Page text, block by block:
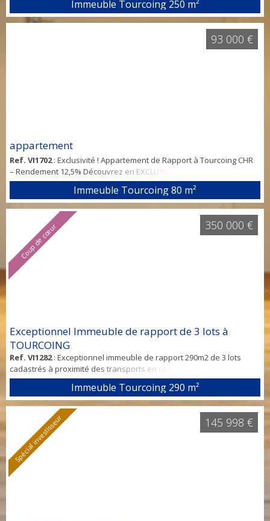
Forfaits Clé en Main Nous vous offrons la possibilité de récupérer
ce bien clé en main grâce à nos forfaits tout compris, conçus pour
Immeuble Tourcoing 250 m²
appartement
Ref. VI1702: Exclusivité ! Appartement de Rapport à Tourcoing CHR
– Rendement 12,5% Découvrez en EXCLUSIVITÉ cette opportunité
d'investissement idéale avec votre nouvelle agence spécialisée sur
la métropole. Votre Projet d'Investissement Simplifié avec Nos
Forfaits Clé en Main Nous vous offrons la possibilité de récupérer
ce bien clé en main grâce à nos forfaits tout compris, conçus pour
vous décha...
Immeuble Tourcoing80 m²
93 000 €
Coup de cœur
Exceptionnel Immeuble de rapport de 3 lots à
TOURCOING
Ref. VI1282: Exceptionnel immeuble de rapport 290m2 de 3 lots
cadastrés à proximité des transports en commun, des commerces
(Mcdo, Burger king, Boulangerie, Pharmacie..Etc) et de l'axe
d'autoroute à TOURCOING. L'immeuble est libre d'occupation. AU
REZ DE CHAUSSEE : --> 1 T5 avec petit extérieur de150m2- 1300€ --> 1
Local commercial de 40m2 - 700€ AU 1ER ETAGE : --> 1 T4 en triplex
de 100m...
Immeuble Tourcoing 290 m²
350 000 €
Spécial investisseur 145 998 €